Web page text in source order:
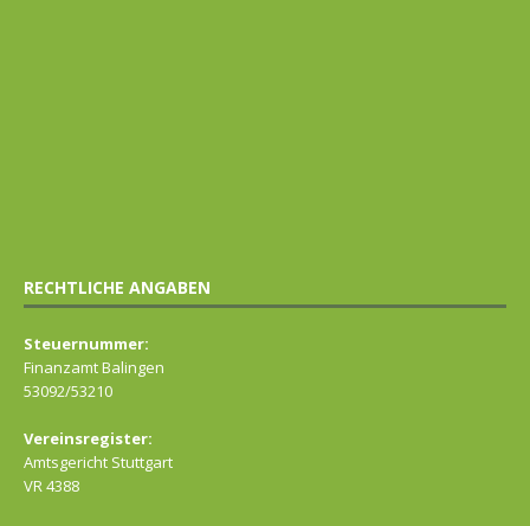
RECHTLICHE ANGABEN
Steuernummer:
Finanzamt Balingen
53092/53210
Vereinsregister:
Amtsgericht Stuttgart
VR 4388